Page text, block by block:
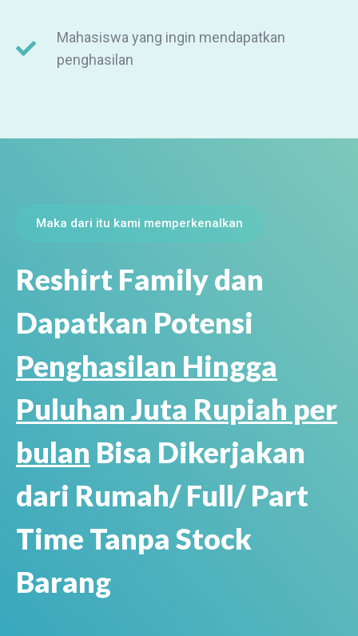
Mahasiswa yang ingin mendapatkan
penghasilan
Maka dari itu kami memperkenalkan
Reshirt Family dan
Dapatkan Potensi
Penghasilan Hingga
Puluhan Juta Rupiah per
bulan Bisa Dikerjakan
dari Rumah/ Full/ Part
Time Tanpa Stock
Barang